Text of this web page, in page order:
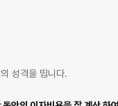
성격을 띱니다.